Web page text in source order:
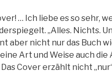
… Ich liebe es so sehr,
„Alles. Nichts.
aber nicht nur das Buch
Art und Weise auch die
Cover erzählt nicht